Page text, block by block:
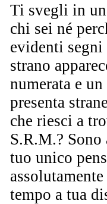
Ti svegli in
chi sei né
evidenti
strano
numerata e
presenta
che riesci a
S.R.M.?
tuo unico
tempo a tua